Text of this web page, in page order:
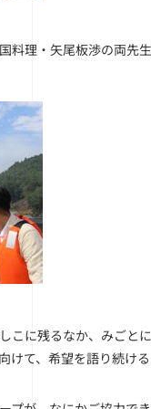
料理・矢尾板渉の両先
こに残るなか、みごと
けて、希望を語り続け